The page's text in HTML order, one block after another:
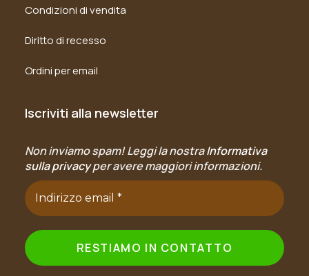
Condizioni di vendita
Diritto di recesso
Ordini per email
Iscriviti alla newsletter
Non inviamo spam! Leggi la nostraInformativa
sulla privacyper avere maggiori informazioni.